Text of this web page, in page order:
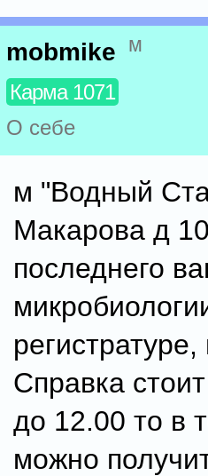
mobmike м
Карма 1071
О себе
м "Водный
Макарова д
последнего
Справка
до 12.00 то в
можно